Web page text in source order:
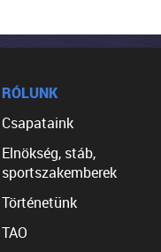
RÓLUNK
Csapataink
Elnökség, stáb,
sportszakemberek
Történetünk
TAO